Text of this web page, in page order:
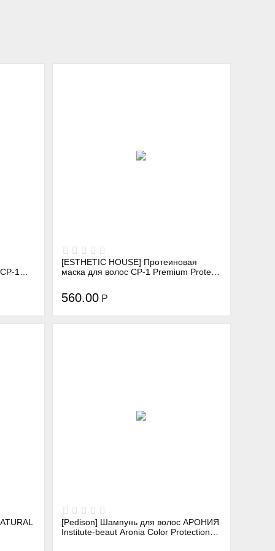
1
[ESTHETIC HOUSE] Протеиновая
маска для волос CP-1 Premium Protein
560.00 Р
[Pedison] Шампунь для волос АРОНИЯ
Institute-beaut Aronia Color Protection